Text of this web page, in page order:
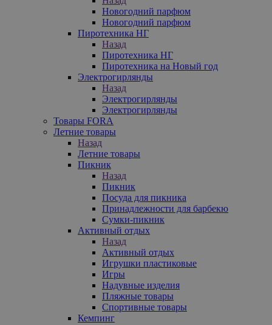
Новогодний парфюм
Новогодний парфюм
Пиротехника НГ
Назад
Пиротехника НГ
Пиротехника на Новый год
Электрогирлянды
Назад
Электрогирлянды
Электрогирлянды
Товары FORA
Летние товары
Назад
Летние товары
Пикник
Назад
Пикник
Посуда для пикника
Принадлежности для барбекю
Сумки-пикник
Активный отдых
Назад
Активный отдых
Игрушки пластиковые
Игры
Надувные изделия
Пляжные товары
Спортивные товары
Кемпинг